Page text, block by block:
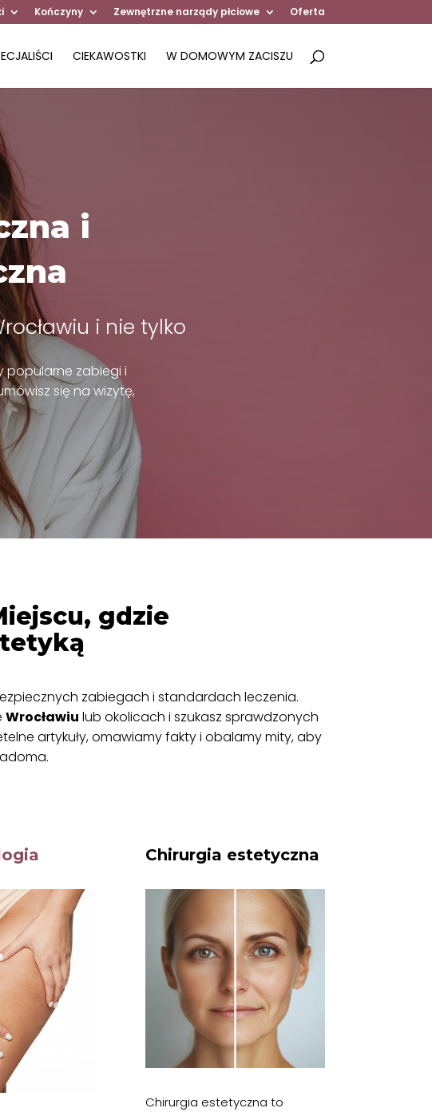
Kończyny Zewnętrzne narządy płciowe Oferta
CIEKAWOSTKI W DOMOWYM ZACISZU
i
i nie tylko
popularne zabiegi i
się na wizytę,
gdzie
zabiegach i standardach leczenia.
Wrocławiu lub okolicach i szukasz sprawdzonych
artykuły, omawiamy fakty i obalamy mity, aby
Chirurgia estetyczna
Chirurgia estetyczna to